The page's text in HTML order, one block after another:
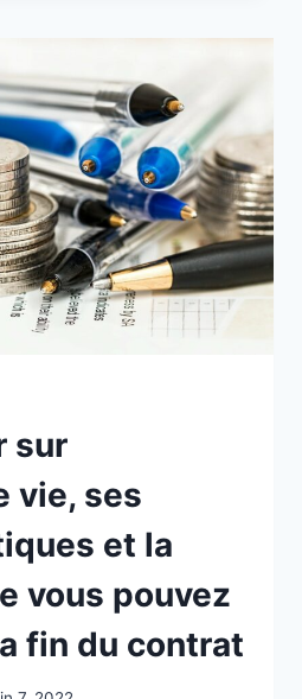
sur
vie, ses
et la
vous pouvez
fin du contrat